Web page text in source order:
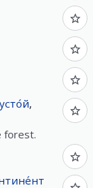
,
forest.